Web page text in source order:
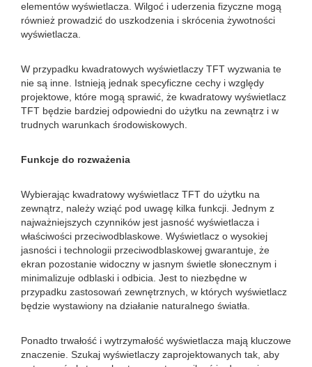
elementów wyświetlacza. Wilgoć i uderzenia fizyczne mogą
również prowadzić do uszkodzenia i skrócenia żywotności
wyświetlacza.
W przypadku kwadratowych wyświetlaczy TFT wyzwania te
nie są inne. Istnieją jednak specyficzne cechy i względy
projektowe, które mogą sprawić, że kwadratowy wyświetlacz
TFT będzie bardziej odpowiedni do użytku na zewnątrz i w
trudnych warunkach środowiskowych.
Funkcje do rozważenia
Wybierając kwadratowy wyświetlacz TFT do użytku na
zewnątrz, należy wziąć pod uwagę kilka funkcji. Jednym z
najważniejszych czynników jest jasność wyświetlacza i
właściwości przeciwodblaskowe. Wyświetlacz o wysokiej
jasności i technologii przeciwodblaskowej gwarantuje, że
ekran pozostanie widoczny w jasnym świetle słonecznym i
minimalizuje odblaski i odbicia. Jest to niezbędne w
przypadku zastosowań zewnętrznych, w których wyświetlacz
będzie wystawiony na działanie naturalnego światła.
Ponadto trwałość i wytrzymałość wyświetlacza mają kluczowe
znaczenie. Szukaj wyświetlaczy zaprojektowanych tak, aby